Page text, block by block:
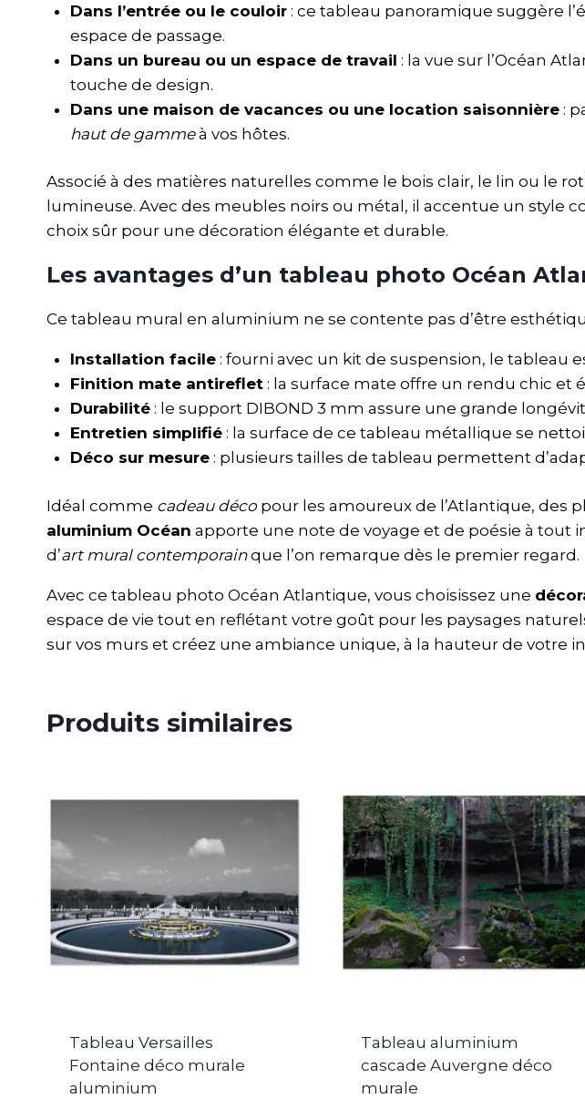
Dans l’entrée ou le couloir: ce tableau panoramique suggère
espace de passage.
Dans un bureau ou un espace de travail : la vue sur l’Océan
touche de design.
Dans une maison de vacances ou une location saisonnière:
haut de gammeà vos hôtes.
Associé à des matières naturelles comme le bois clair, le lin ou le
lumineuse. Avec des meubles noirs ou métal, il accentue un
choix sûr pour une décoration élégante et durable.
Les avantages d’un tableau photo Océan
Ce tableau mural en aluminium ne se contente pas d’être
Installation facile: fourni avec un kit de suspension, le tableau
Finition mate antireflet: la surface mate offre un rendu chic et
Durabilité: le support DIBOND 3 mm assure une grande
Entretien simplifié: la surface de ce tableau métallique se
Déco sur mesure: plusieurs tailles de tableau permettent
Idéal comme cadeau décopour les amoureux de l’Atlantique, des
aluminium Océan apporte une note de voyage et de poésie à tout
d’art mural contemporainque l’on remarque dès le premier regard.
Avec ce tableau photo Océan Atlantique, vous choisissez une
espace de vie tout en reflétant votre goût pour les paysages
sur vos murs et créez une ambiance unique, à la hauteur de votre
Produits similaires
Tableau Versailles
Fontaine déco murale
aluminium
Tableau aluminium
cascade Auvergne déco
murale